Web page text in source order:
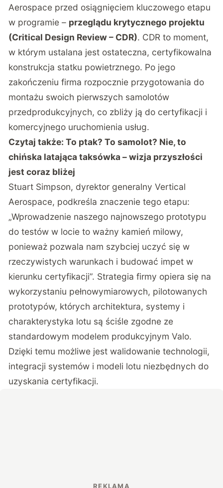
Aerospace przed osiągnięciem kluczowego etapu
w programie – przeglądu krytycznego projektu
(Critical Design Review – CDR). CDR to moment,
w którym ustalana jest ostateczna, certyfikowalna
konstrukcja statku powietrznego. Po jego
zakończeniu firma rozpocznie przygotowania do
montażu swoich pierwszych samolotów
przedprodukcyjnych, co zbliży ją do certyfikacji i
komercyjnego uruchomienia usług.
Czytaj także:To ptak? To samolot? Nie, to
chińska latająca taksówka – wizja przyszłości
jest coraz bliżej
Stuart Simpson, dyrektor generalny Vertical
Aerospace, podkreśla znaczenie tego etapu:
„Wprowadzenie naszego najnowszego prototypu
do testów w locie to ważny kamień milowy,
ponieważ pozwala nam szybciej uczyć się w
rzeczywistych warunkach i budować impet w
kierunku certyfikacji”. Strategia firmy opiera się na
wykorzystaniu pełnowymiarowych, pilotowanych
prototypów, których architektura, systemy i
charakterystyka lotu są ściśle zgodne ze
standardowym modelem produkcyjnym Valo.
Dzięki temu możliwe jest walidowanie technologii,
integracji systemów i modeli lotu niezbędnych do
uzyskania certyfikacji.